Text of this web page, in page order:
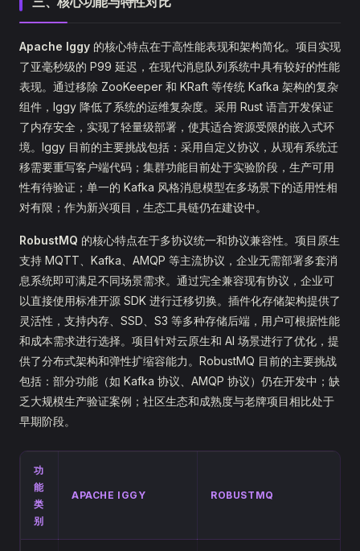
Apache Iggy 的核心特点在于高性能表现和架构简化。项目实现
了亚毫秒级的 P99 延迟，在现代消息队列系统中具有较好的性能
表现。通过移除 ZooKeeper 和 KRaft 等传统 Kafka 架构的复杂
组件，Iggy 降低了系统的运维复杂度。采用 Rust 语言开发保证
了内存安全，实现了轻量级部署，使其适合资源受限的嵌入式环
境。Iggy 目前的主要挑战包括：采用自定义协议，从现有系统迁
移需要重写客户端代码；集群功能目前处于实验阶段，生产可用
性有待验证；单一的 Kafka 风格消息模型在多场景下的适用性相
对有限；作为新兴项目，生态工具链仍在建设中。
RobustMQ 的核心特点在于多协议统一和协议兼容性。项目原生
支持 MQTT、Kafka、AMQP 等主流协议，企业无需部署多套消
息系统即可满足不同场景需求。通过完全兼容现有协议，企业可
以直接使用标准开源 SDK 进行迁移切换。插件化存储架构提供了
灵活性，支持内存、SSD、S3 等多种存储后端，用户可根据性能
和成本需求进行选择。项目针对云原生和 AI 场景进行了优化，提
供了分布式架构和弹性扩缩容能力。RobustMQ 目前的主要挑战
包括：部分功能（如 Kafka 协议、AMQP 协议）仍在开发中；缺
乏大规模生产验证案例；社区生态和成熟度与老牌项目相比处于
早期阶段。
功
能
类
别
APACHE IGGY ROBUSTMQ